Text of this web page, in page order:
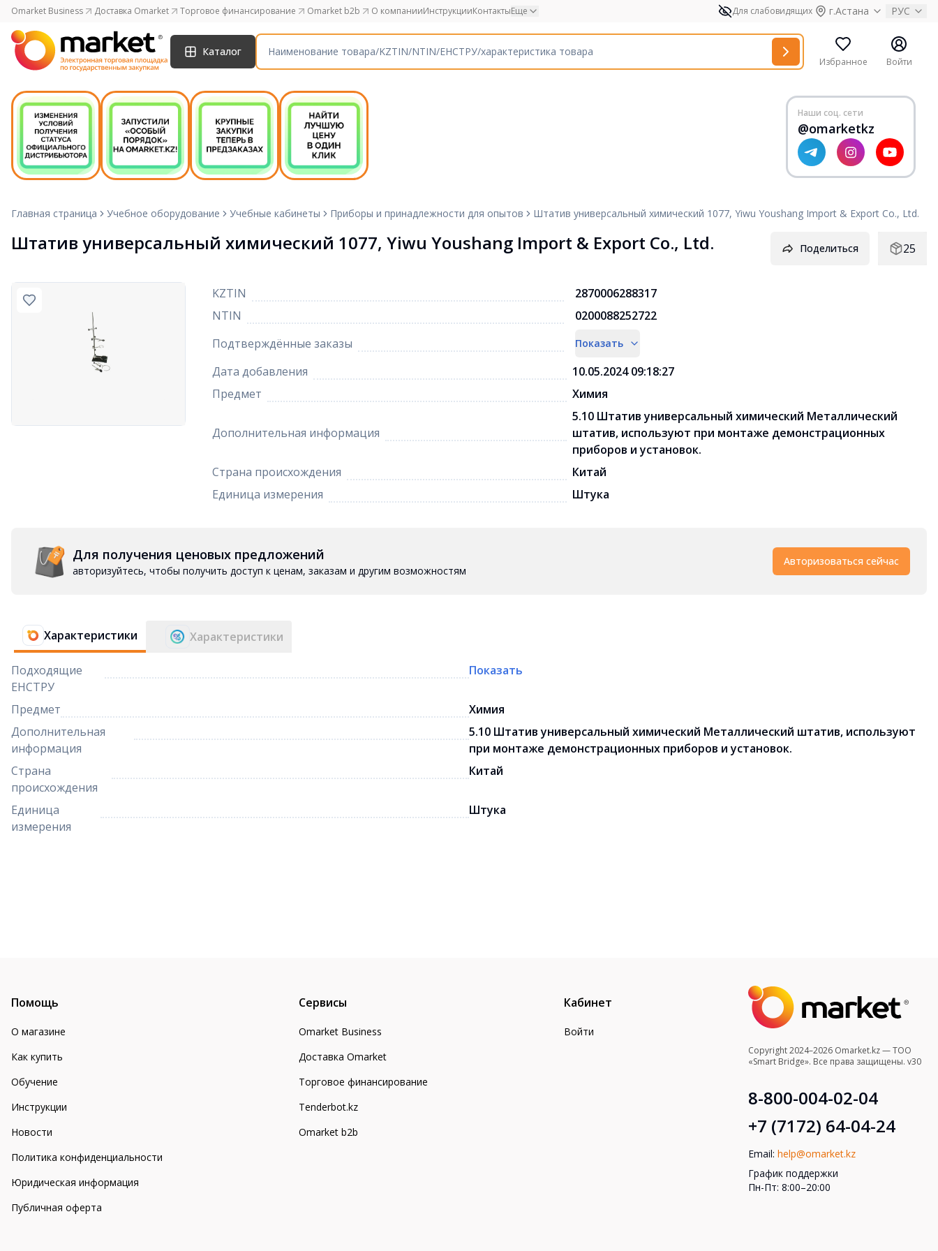
Omarket Business Доставка Omarket Торговое финансирование Omarket b2b О компанииИнструкцииКонтактыЕще Для слабовидящих г.Астана РУС
Каталог
Избранное Войти
Наши соц. сети
@omarketkz
Главная страница Учебное оборудование Учебные кабинеты Приборы и принадлежности для опытов Штатив универсальный химический 1077, Yiwu Youshang Import & Export Co., Ltd.
Штатив универсальный химический 1077, Yiwu Youshang Import & Export Co., Ltd. Поделиться 25
KZTIN
2870006288317
NTIN
0200088252722
Подтверждённые заказы
Показать
Дата добавления
10.05.2024 09:18:27
Предмет
Химия
Дополнительная информация
5.10 Штатив универсальный химический Металлический
штатив, используют при монтаже демонстрационных
приборов и установок.
Страна происхождения
Китай
Единица измерения
Штука
Для получения ценовых предложений
авторизуйтесь, чтобы получить доступ к ценам, заказам и другим возможностям
Авторизоваться сейчас
Характеристики Характеристики
Подходящие
ЕНСТРУ
Показать
Предмет
Химия
Дополнительная
информация
5.10 Штатив универсальный химический Металлический штатив, используют
при монтаже демонстрационных приборов и установок.
Страна
происхождения
Китай
Единица
измерения
Штука
Помощь
О магазине
Как купить
Обучение
Инструкции
Новости
Политика конфиденциальности
Юридическая информация
Публичная оферта
Сервисы
Omarket Business
Доставка Omarket
Торговое финансирование
Tenderbot.kz
Omarket b2b
Кабинет
Войти
Copyright 2024–2026 Omarket.kz — ТОО
«Smart Bridge». Все права защищены. v30
8-800-004-02-04
+7 (7172) 64-04-24
Email: help@omarket.kz
График поддержки
Пн-Пт: 8:00–20:00